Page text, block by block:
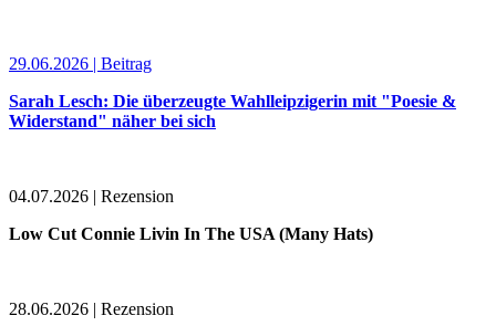
29.06.2026 | Beitrag
Sarah Lesch: Die überzeugte Wahlleipzigerin mit "Poesie &
Widerstand" näher bei sich
04.07.2026 | Rezension
Low Cut Connie Livin In The USA (Many Hats)
28.06.2026 | Rezension